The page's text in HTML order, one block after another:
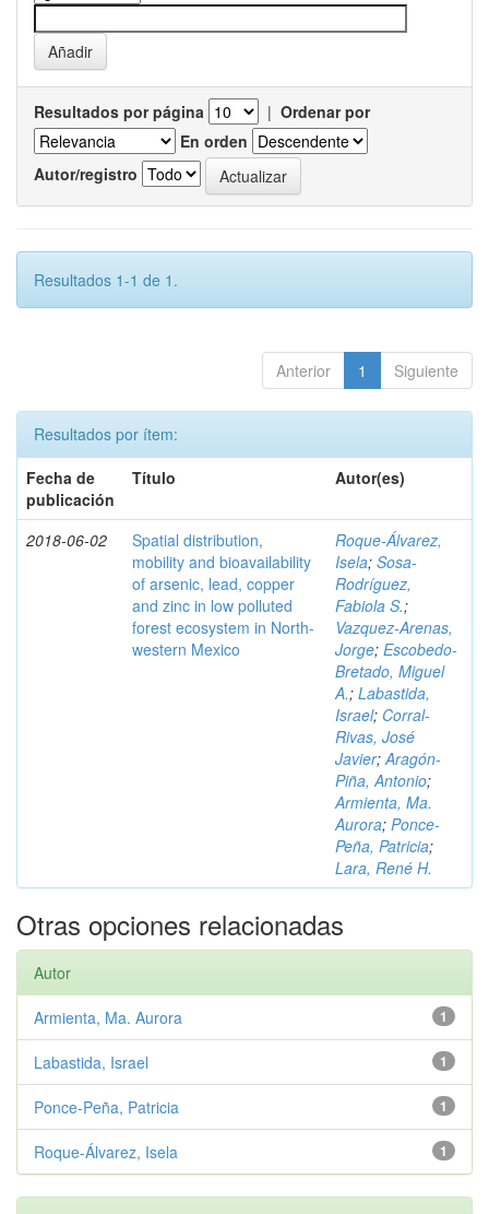
Resultados por página | Ordenar por
En orden
Autor/registro
Resultados 1-1 de 1.
Anterior 1 Siguiente
Resultados por ítem:
Fecha de
publicación
Título Autor(es)
2018-06-02
Spatial distribution,
mobility and bioavailability
of arsenic, lead, copper
and zinc in low polluted
forest ecosystem in North-
western Mexico
Roque-Álvarez,
Isela; Sosa-
Rodríguez,
Fabiola S.;
Vazquez-Arenas,
Jorge; Escobedo-
Bretado, Miguel
A.; Labastida,
Israel; Corral-
Rivas, José
Javier;Aragón-
Piña, Antonio;
Armienta, Ma.
Aurora; Ponce-
Peña, Patricia;
Lara, René H.
Otras opciones relacionadas
Autor
1
Armienta, Ma. Aurora
1
Labastida, Israel
1
Ponce-Peña, Patricia
1
Roque-Álvarez, Isela